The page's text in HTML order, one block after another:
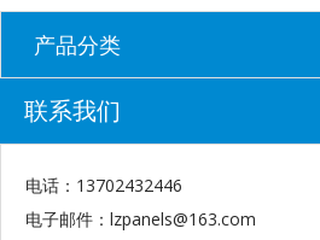
产品分类
联系我们
电话：13702432446
电子邮件： lzpanels@163.com